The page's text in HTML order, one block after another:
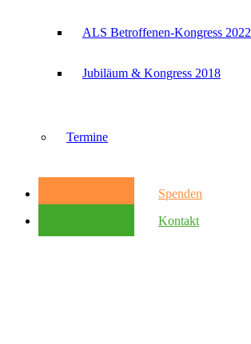
ALS Betroffenen-Kongress 2022
Jubiläum & Kongress 2018
Termine
Spenden
Kontakt